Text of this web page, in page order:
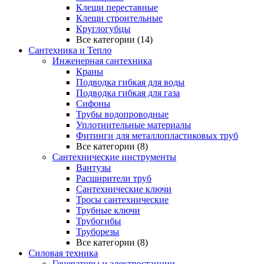
Клещи переставные
Клещи строительные
Круглогубцы
Все категории (14)
Сантехника и Тепло
Инженерная сантехника
Краны
Подводка гибкая для воды
Подводка гибкая для газа
Сифоны
Трубы водопроводные
Уплотнительные материалы
Фитинги для металлопластиковых труб
Все категории (8)
Сантехнические инструменты
Вантузы
Расширители труб
Сантехнические ключи
Тросы сантехнические
Трубные ключи
Трубогибы
Труборезы
Все категории (8)
Силовая техника